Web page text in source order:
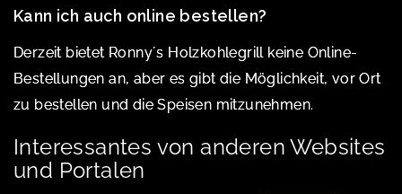
Kann ich auch online bestellen?
Derzeit bietet Ronny´s Holzkohlegrill keine Online-
Bestellungen an, aber es gibt die Möglichkeit, vor Ort
zu bestellen und die Speisen mitzunehmen.
Interessantes von anderen Websites
und Portalen